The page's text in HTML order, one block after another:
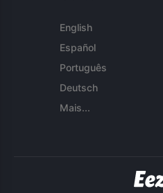
English
Español
Português
Deutsch
Mais...